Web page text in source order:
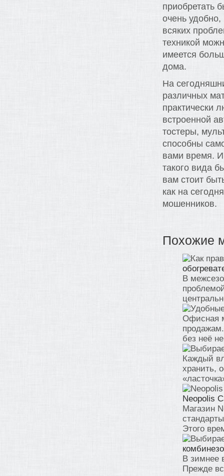
приобретать
очень удобно,
всяких
техникой
имеется
дома.
На
различных
практически
встроенной
тостеры,
способны
вами время.
такого вида
вам стоит
как на
мошенников.
Похожие
В
Офисная
без неё
Каждый
хранить,
Neopolis
Магазин
Этого
В зимнее
Прежде